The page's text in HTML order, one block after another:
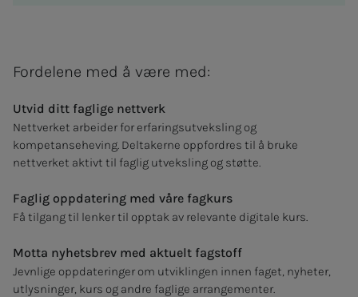
Fordelene med å være med:
Utvid ditt faglige nettverk
Nettverket arbeider for erfaringsutveksling og
kompetanseheving. Deltakerne oppfordres til å bruke
nettverket aktivt til faglig utveksling og støtte.
Faglig oppdatering med våre fagkurs
Få tilgang til lenker til opptak av relevante digitale kurs.
Motta nyhetsbrev med aktuelt fagstoff
Jevnlige oppdateringer om utviklingen innen faget, nyheter,
utlysninger, kurs og andre faglige arrangementer.